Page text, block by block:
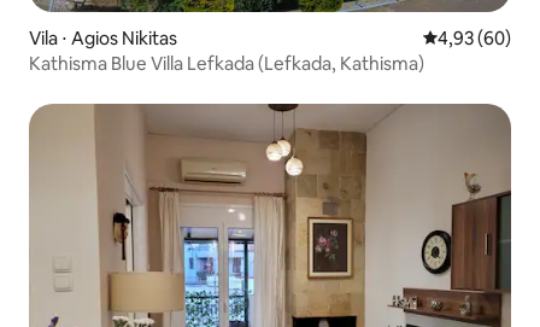
Vila ⋅ Agios Nikitas 4,93 de uma
4,93 (60)
Kathisma Blue Villa Lefkada (Lefkada, Kathisma)